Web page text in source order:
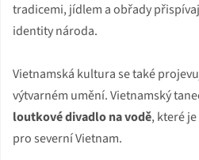
tradicemi, jídlem a obřady
identity národa.
Vietnamská kultura se také
výtvarném umění. Vietnamský
loutkové divadlo na vodě, které
pro severní Vietnam.